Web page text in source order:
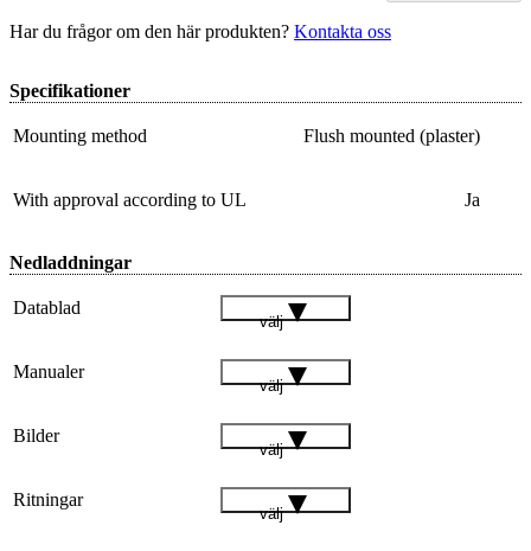
Har du frågor om den här produkten? Kontakta oss
Specifikationer
Mounting method Flush mounted (plaster)
With approval according to UL Ja
Nedladdningar
Datablad
välj
Manualer
välj
Bilder
välj
Ritningar
välj